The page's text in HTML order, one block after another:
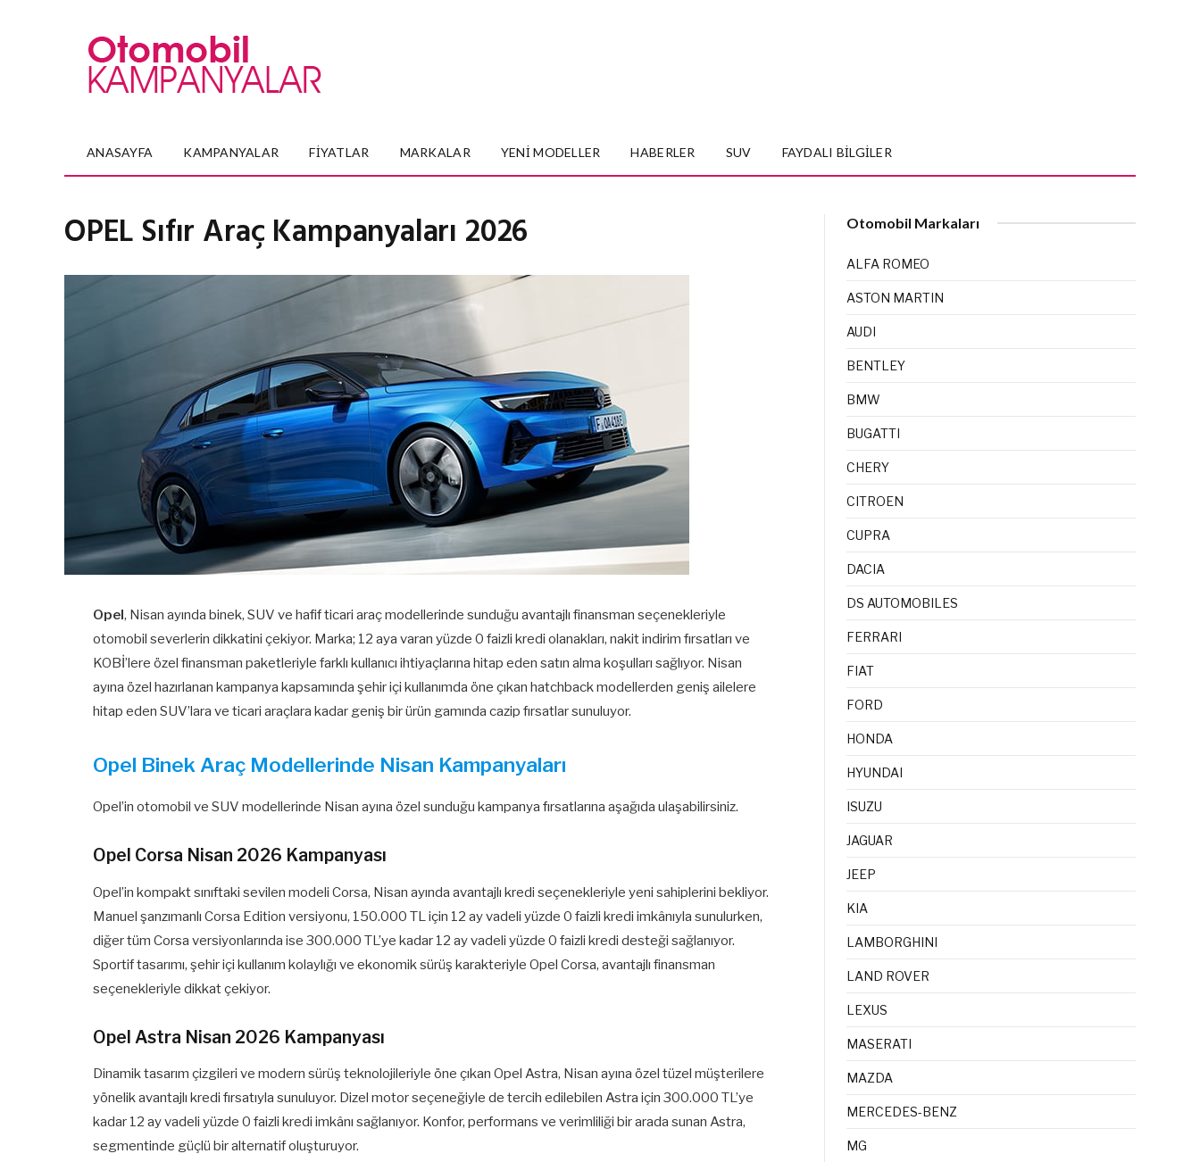
ANASAYFA KAMPANYALAR FIYATLAR MARKALAR YENI MODELLER HABERLER SUV FAYDALI BILGILER
OPEL Sıfır Araç Kampanyaları 2026
Opel, Nisan ayında binek, SUV ve hafif ticari araç modellerinde sunduğu avantajlı finansman seçenekleriyle
otomobil severlerin dikkatini çekiyor. Marka; 12 aya varan yüzde 0 faizli kredi olanakları, nakit indirim fırsatları ve
KOBİ’lere özel finansman paketleriyle farklı kullanıcı ihtiyaçlarına hitap eden satın alma koşulları sağlıyor. Nisan
ayına özel hazırlanan kampanya kapsamında şehir içi kullanımda öne çıkan hatchback modellerden geniş ailelere
hitap eden SUV’lara ve ticari araçlara kadar geniş bir ürün gamında cazip fırsatlar sunuluyor.
Opel Binek Araç Modellerinde Nisan Kampanyaları
Opel’in otomobil ve SUV modellerinde Nisan ayına özel sunduğu kampanya fırsatlarına aşağıda ulaşabilirsiniz.
Opel Corsa Nisan 2026 Kampanyası
Opel’in kompakt sınıftaki sevilen modeli Corsa, Nisan ayında avantajlı kredi seçenekleriyle yeni sahiplerini bekliyor.
Manuel şanzımanlı Corsa Edition versiyonu, 150.000 TL için 12 ay vadeli yüzde 0 faizli kredi imkânıyla sunulurken,
diğer tüm Corsa versiyonlarında ise 300.000 TL’ye kadar 12 ay vadeli yüzde 0 faizli kredi desteği sağlanıyor.
Sportif tasarımı, şehir içi kullanım kolaylığı ve ekonomik sürüş karakteriyle Opel Corsa, avantajlı finansman
seçenekleriyle dikkat çekiyor.
Opel Astra Nisan 2026 Kampanyası
Dinamik tasarım çizgileri ve modern sürüş teknolojileriyle öne çıkan Opel Astra, Nisan ayına özel tüzel müşterilere
yönelik avantajlı kredi fırsatıyla sunuluyor. Dizel motor seçeneğiyle de tercih edilebilen Astra için 300.000 TL’ye
kadar 12 ay vadeli yüzde 0 faizli kredi imkânı sağlanıyor. Konfor, performans ve verimliliği bir arada sunan Astra,
segmentinde güçlü bir alternatif oluşturuyor.
Otomobil Markaları
ALFA ROMEO
ASTON MARTIN
AUDI
BENTLEY
BMW
BUGATTI
CHERY
CITROEN
CUPRA
DACIA
DS AUTOMOBILES
FERRARI
FIAT
FORD
HONDA
HYUNDAI
ISUZU
JAGUAR
JEEP
KIA
LAMBORGHINI
LAND ROVER
LEXUS
MASERATI
MAZDA
MERCEDES-BENZ
MG